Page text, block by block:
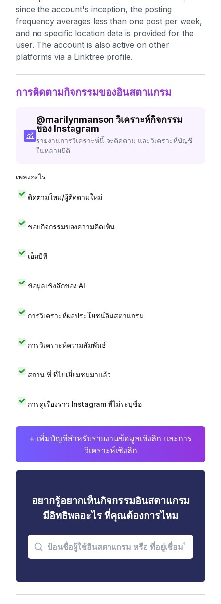
since the account's inception, the posting
frequency averages less than one post per week,
and no specific location data is provided for the
user. The account is also active on other
platforms via a Linktree profile.
การติดตามกิจกรรมของอินสตาแกรม
@marilynmanson วิเคราะห์กิจกรรม
ของ Instagram
รายงานการวิเคราะห์นี้ จะติดตาม และวิเคราะห์บัญชี
ในหลายมิติ
เพลงอะไร
ติดตามใหม่/ผู้ติดตามใหม่
ชอบกิจกรรมของความคิดเห็น
เอ็มบีที
ข้อมูลเชิงลึกของ AI
การวิเคราะห์ผลประโยชน์อินสตาแกรม
การวิเคราะห์ความสัมพันธ์
สถาน ที่ ที่ไปเยี่ยมชมมาแล้ว
การดูเรื่องราว Instagram ที่ไม่ระบุชื่อ
+ เพิ่มบัญชีสำหรับรายงานข้อมูลเชิงลึก และการ
วิเคราะห์เชิงลึก
อยากรู้อยากเห็นกิจกรรมอินสตาแกรม
มีอิทธิพลอะไร ที่คุณต้องการไหม